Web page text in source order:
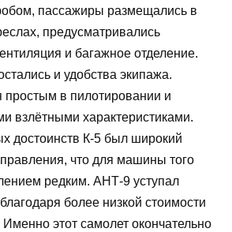
пассажиры размещались в
предусматривались
и багажное отделение.
и удобства экипажа.
простым в пилотировании и
взлётными характеристиками.
достоинств К-5 был широкий
что для машины того
редким. АНТ-9 уступал
более низкой стоимости
этот самолет окончательно